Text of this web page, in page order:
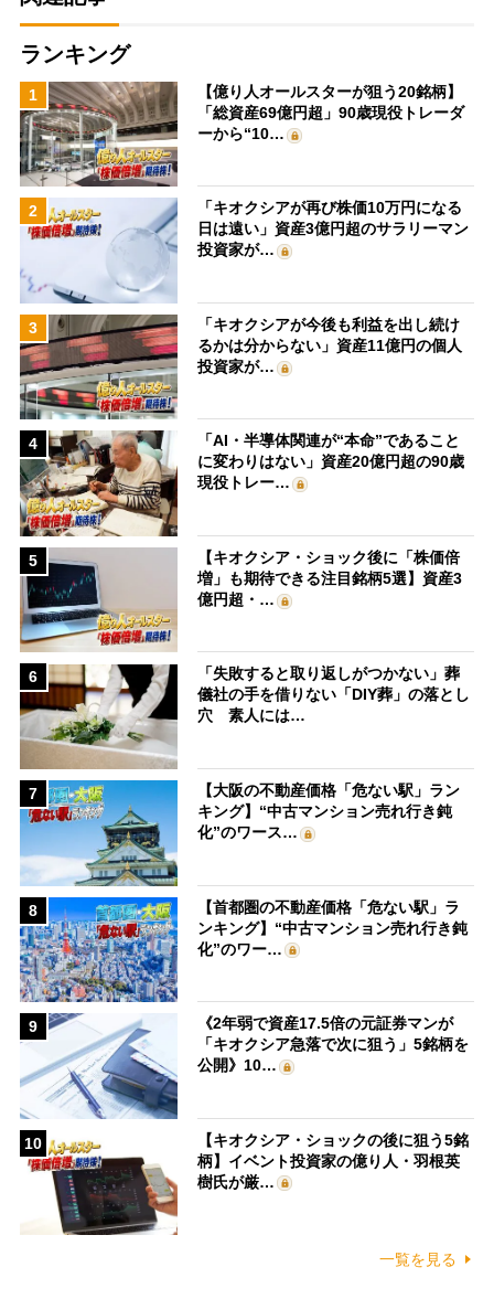
ランキング
1
【億り人オールスターが狙う20銘柄】
「総資産69億円超」90歳現役トレーダ
ーから“10…
2
「キオクシアが再び株価10万円になる
日は遠い」資産3億円超のサラリーマン
投資家が…
3
「キオクシアが今後も利益を出し続け
るかは分からない」資産11億円の個人
投資家が…
4
「AI・半導体関連が“本命”であること
に変わりはない」資産20億円超の90歳
現役トレー…
5
【キオクシア・ショック後に「株価倍
増」も期待できる注目銘柄5選】資産3
億円超・…
6
「失敗すると取り返しがつかない」葬
儀社の手を借りない「DIY葬」の落とし
穴 素人には…
7
【大阪の不動産価格「危ない駅」ラン
キング】“中古マンション売れ行き鈍
化”のワース…
8
【首都圏の不動産価格「危ない駅」ラ
ンキング】“中古マンション売れ行き鈍
化”のワー…
9
《2年弱で資産17.5倍の元証券マンが
「キオクシア急落で次に狙う」5銘柄を
公開》10…
10
【キオクシア・ショックの後に狙う5銘
柄】イベント投資家の億り人・羽根英
樹氏が厳…
一覧を見る